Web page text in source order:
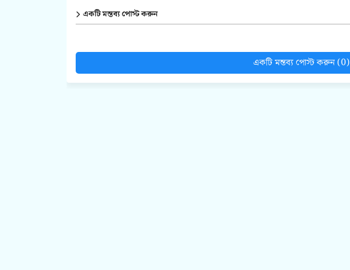
একটি মন্তব্য পোস্ট করুন
একটি মন্তব্য পোস্ট করুন (0)